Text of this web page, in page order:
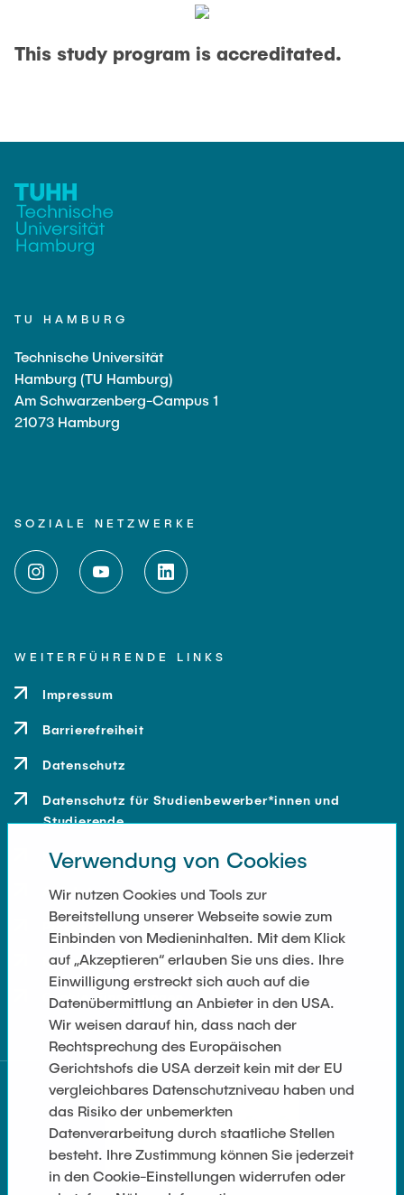
This study program is accreditated.
TU HAMBURG
Technische Universität
Hamburg (TU Hamburg)
Am Schwarzenberg-Campus 1
21073 Hamburg
SOZIALE NETZWERKE
WEITERFÜHRENDE LINKS
Impressum
Barrierefreiheit
Datenschutz
Datenschutz für Studienbewerber*innen und
Studierende
Kontakt
Anfahrt
Presse und Medien
Merchandise-Shop
Cookie-Einstellungen
Verwendung von Cookies
Wir nutzen Cookies und Tools zur
Bereitstellung unserer Webseite sowie zum
Einbinden von Medieninhalten. Mit dem Klick
auf „Akzeptieren“ erlauben Sie uns dies. Ihre
Einwilligung erstreckt sich auch auf die
Datenübermittlung an Anbieter in den USA.
Wir weisen darauf hin, dass nach der
Rechtsprechung des Europäischen
Gerichtshofs die USA derzeit kein mit der EU
vergleichbares Datenschutzniveau haben und
das Risiko der unbemerkten
Datenverarbeitung durch staatliche Stellen
besteht. Ihre Zustimmung können Sie jederzeit
in den Cookie-Einstellungen widerrufen oder